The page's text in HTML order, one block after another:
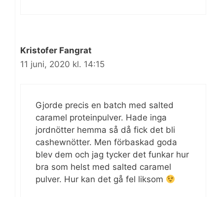
Kristofer Fangrat
11 juni, 2020 kl. 14:15
Gjorde precis en batch med salted
caramel proteinpulver. Hade inga
jordnötter hemma så då fick det bli
cashewnötter. Men förbaskad goda
blev dem och jag tycker det funkar hur
bra som helst med salted caramel
pulver. Hur kan det gå fel liksom